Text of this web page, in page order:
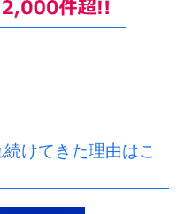
けてきた理由はこ